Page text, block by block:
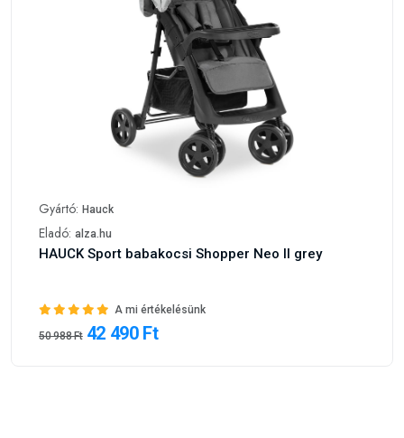
Gyártó: Hauck
Eladó: alza.hu
HAUCK Sport babakocsi Shopper Neo II grey
A mi értékelésünk
50 988 Ft 42 490 Ft